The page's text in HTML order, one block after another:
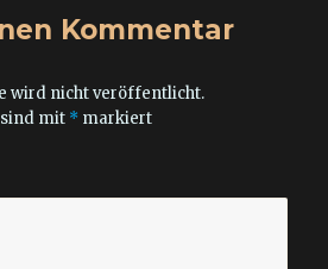
Kommentar
wird nicht veröffentlicht.
mit * markiert